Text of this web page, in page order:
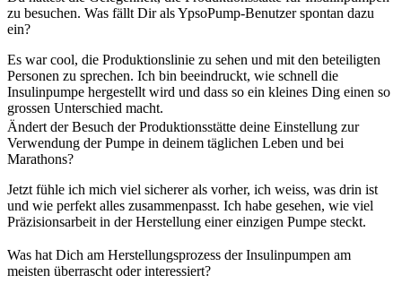
zu besuchen. Was fällt Dir als YpsoPump-Benutzer spontan dazu
ein?
Es war cool, die Produktionslinie zu sehen und mit den beteiligten
Personen zu sprechen. Ich bin beeindruckt, wie schnell die
Insulinpumpe hergestellt wird und dass so ein kleines Ding einen so
grossen Unterschied macht.
Ändert der Besuch der Produktionsstätte deine Einstellung zur
Verwendung der Pumpe in deinem täglichen Leben und bei
Marathons?
Jetzt fühle ich mich viel sicherer als vorher, ich weiss, was drin ist
und wie perfekt alles zusammenpasst. Ich habe gesehen, wie viel
Präzisionsarbeit in der Herstellung einer einzigen Pumpe steckt.
Was hat Dich am Herstellungsprozess der Insulinpumpen am
meisten überrascht oder interessiert?